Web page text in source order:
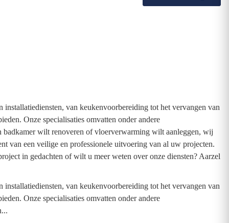
van keukenvoorbereiding tot het vervangen van
Onze specialisaties omvatten onder andere
badkamer wilt renoveren of vloerverwarming wilt aanleggen, wij
van een veilige en professionele uitvoering van al uw projecten.
in gedachten of wilt u meer weten over onze diensten? Aarzel
van keukenvoorbereiding tot het vervangen van
Onze specialisaties omvatten onder andere